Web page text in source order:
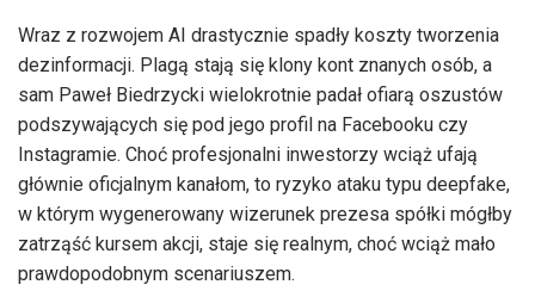
Wraz z rozwojem AI drastycznie spadły koszty tworzenia
dezinformacji. Plagą stają się klony kont znanych osób, a
sam Paweł Biedrzycki wielokrotnie padał ofiarą oszustów
podszywających się pod jego profil na Facebooku czy
Instagramie. Choć profesjonalni inwestorzy wciąż ufają
głównie oficjalnym kanałom, to ryzyko ataku typu deepfake,
w którym wygenerowany wizerunek prezesa spółki mógłby
zatrząść kursem akcji, staje się realnym, choć wciąż mało
prawdopodobnym scenariuszem.